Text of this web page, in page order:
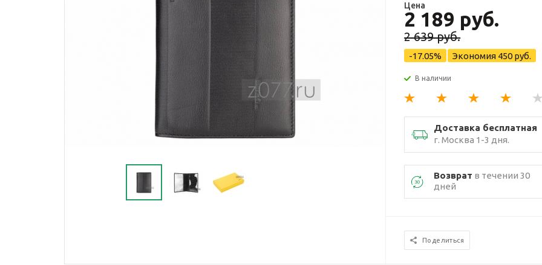
Цена
2 189 руб.
2 639 руб.
-17.05% Экономия 450 руб.
В наличии
Доставка бесплатная
г. Москва 1-3 дня.
Возврат в течении 30
дней
Поделиться